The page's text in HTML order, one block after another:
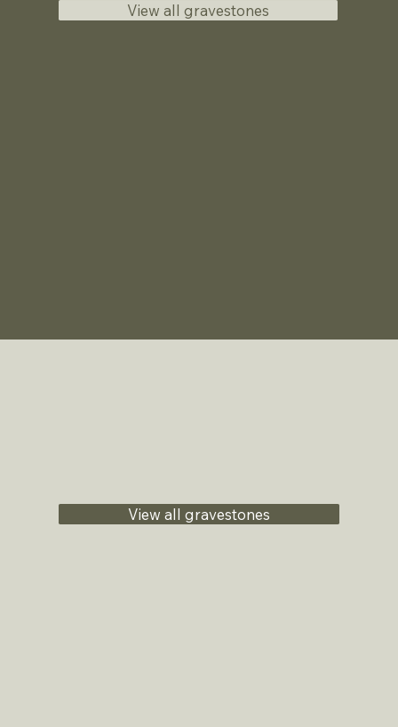
View all gravestones
View all gravestones